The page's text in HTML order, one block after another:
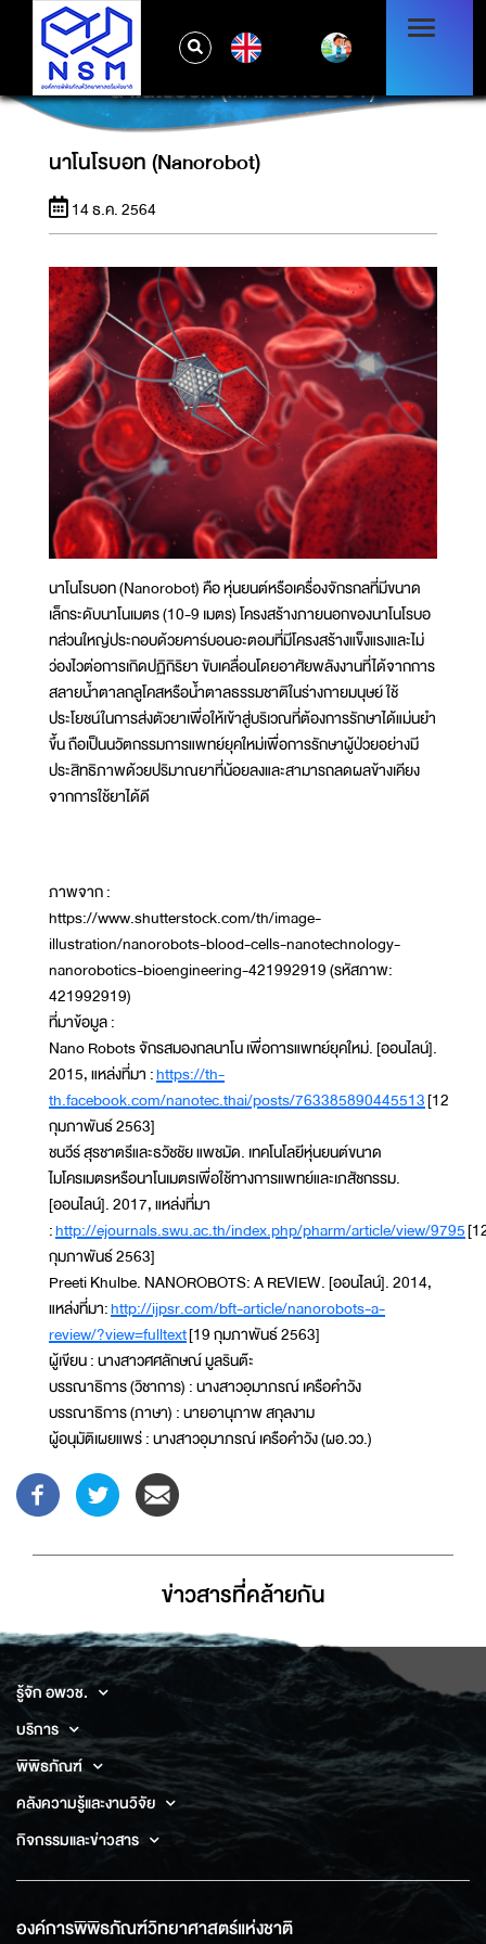
นาโนโรบอท (NANOROBOT)
นาโนโรบอท (Nanorobot)
14 ธ.ค. 2564
นาโนโรบอท (Nanorobot) คือ หุ่นยนต์หรือเครื่องจักรกลที่มีขนาด
เล็กระดับนาโนเมตร (10-9 เมตร) โครงสร้างภายนอกของนาโนโรบอ
ทส่วนใหญ่ประกอบด้วยคาร์บอนอะตอมที่มีโครงสร้างแข็งแรงและไม่
ว่องไวต่อการเกิดปฏิกิริยา ขับเคลื่อนโดยอาศัยพลังงานที่ได้จากการ
สลายน้ำตาลกลูโคสหรือน้ำตาลธรรมชาติในร่างกายมนุษย์ ใช้
ประโยชน์ในการส่งตัวยาเพื่อให้เข้าสู่บริเวณที่ต้องการรักษาได้แม่นยำ
ขึ้น ถือเป็นนวัตกรรมการแพทย์ยุคใหม่เพื่อการรักษาผู้ป่วยอย่างมี
ประสิทธิภาพด้วยปริมาณยาที่น้อยลงและสามารถลดผลข้างเคียง
จากการใช้ยาได้ดี
ภาพจาก :
https://www.shutterstock.com/th/image-
illustration/nanorobots-blood-cells-nanotechnology-
nanorobotics-bioengineering-421992919 (รหัสภาพ:
421992919)
ที่มาข้อมูล :
Nano Robots จักรสมองกลนาโน เพื่อการแพทย์ยุคใหม่. [ออนไลน์].
2015, แหล่งที่มา :https://th-
th.facebook.com/nanotec.thai/posts/763385890445513[12
กุมภาพันธ์ 2563]
ชนวีร์ สุรชาตรีและธวัชชัย แพชมัด. เทคโนโลยีหุ่นยนต์ขนาด
ไมโครเมตรหรือนาโนเมตรเพื่อใช้ทางการแพทย์และเภสัชกรรม.
[ออนไลน์]. 2017, แหล่งที่มา
:http://ejournals.swu.ac.th/index.php/pharm/article/view/9795
กุมภาพันธ์ 2563]
Preeti Khulbe. NANOROBOTS: A REVIEW. [ออนไลน์]. 2014,
แหล่งที่มา:http://ijpsr.com/bft-article/nanorobots-a-
review/?view=fulltext[19 กุมภาพันธ์ 2563]
ผู้เขียน : นางสาวศศลักษณ์ มูลรินต๊ะ
บรรณาธิการ (วิชาการ) : นางสาวอุมาภรณ์ เครือคำวัง
บรรณาธิการ (ภาษา) : นายอานุภาพ สกุลงาม
ผู้อนุมัติเผยแพร่ : นางสาวอุมาภรณ์ เครือคำวัง (ผอ.วว.)
ข่าวสารที่่คล้ายกัน
รู้จัก อพวช.
บริการ
พิพิธภัณฑ์
คลังความรู้และงานวิจัย
กิจกรรมและข่าวสาร
องค์การพิพิธภัณฑ์วิทยาศาสตร์แห่งชาติ